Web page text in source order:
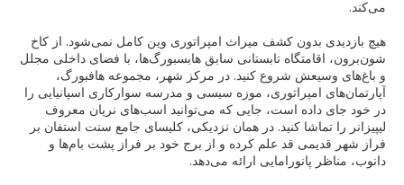
هیچ بازدیدی بدون کشف میراث امپراتوری وین کامل نمی‌شود. از کاخ
شون‌برون، اقامتگاه تابستانی سابق هابسبورگ‌ها، با فضای داخلی مجلل
و باغ‌های وسیعش شروع کنید. در مرکز شهر، مجموعه هافبورگ،
آپارتمان‌های امپراتوری، موزه سیسی و مدرسه سوارکاری اسپانیایی را
در خود جای داده است، جایی که می‌توانید اسب‌های نریان معروف
لیپیزانر را تماشا کنید. در همان نزدیکی، کلیسای جامع سنت استفان بر
فراز شهر قدیمی قد علم کرده و از برج خود بر فراز پشت بام‌ها و